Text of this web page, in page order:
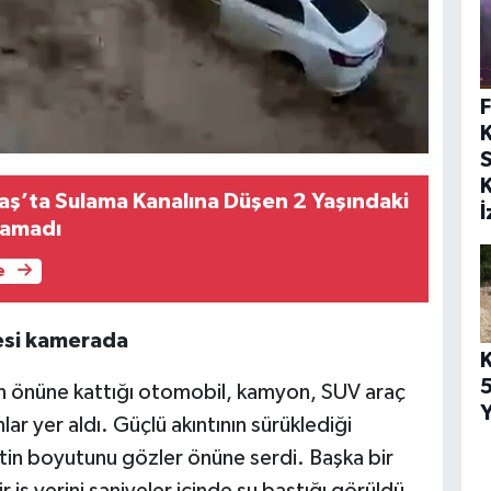
Sulama Kanalına Düşen 2 Yaşındaki
kamerada
önüne kattığı otomobil, kamyon, SUV araç
yer aldı. Güçlü akıntının sürüklediği
boyutunu gözler önüne serdi. Başka bir